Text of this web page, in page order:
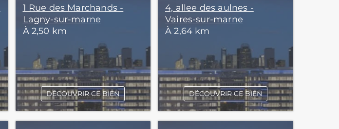
1 Rue des Marchands -
Lagny-sur-marne
À 2,50 km
DÉCOUVRIR CE BIEN
4, allee des aulnes -
Vaires-sur-marne
À 2,64 km
DÉCOUVRIR CE BIEN